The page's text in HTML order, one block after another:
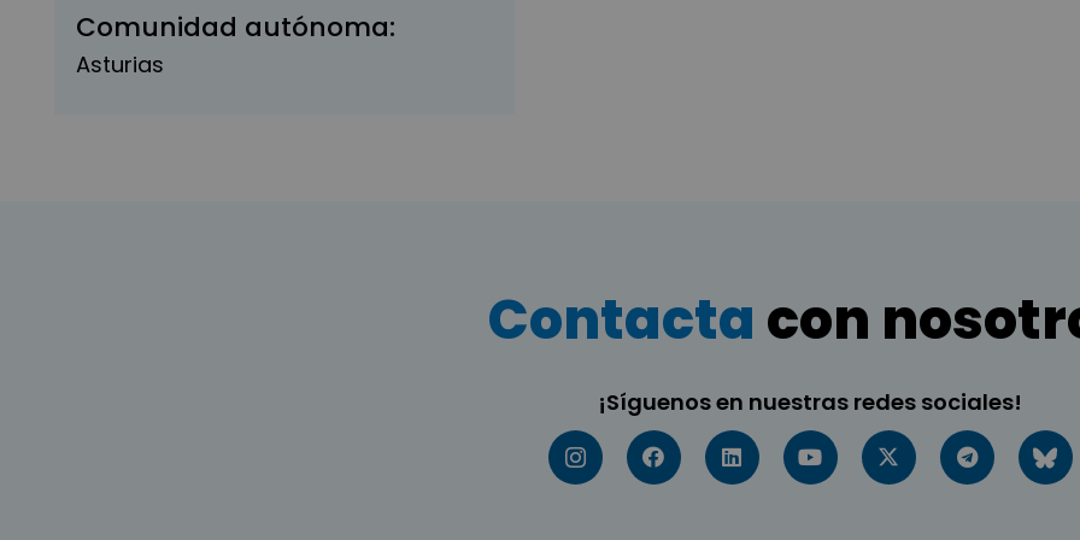
Comunidad autónoma:
Asturias
Contacta con
¡Síguenos en nuestras redes sociales!